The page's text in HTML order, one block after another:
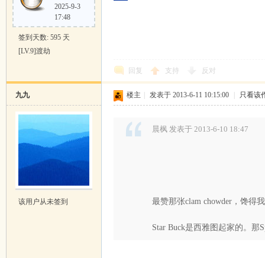
2025-9-3
17:48
签到天数: 595 天
[LV.9]渡劫
回复 支持 反对
九九
该用户从未签到
楼主 发表于 2013-6-11 10:15:00 只看该
晨枫 发表于 2013-6-10 18:47
最赞那张clam chowder，馋得
Star Buck是西雅图起家的。那